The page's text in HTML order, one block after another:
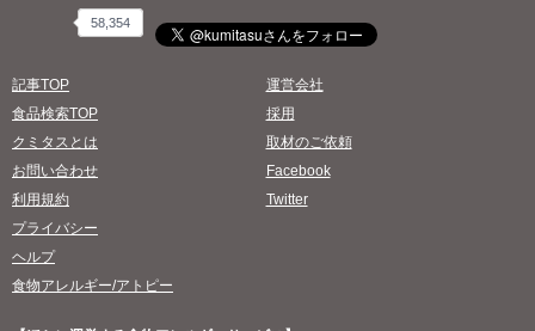
58,354
記事TOP
食品検索TOP
クミタスとは
お問い合わせ
利用規約
プライバシー
ヘルプ
食物アレルギー/アトピー
運営会社
採用
取材のご依頼
Facebook
Twitter